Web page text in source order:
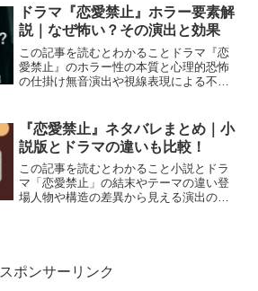
に、本記事ではドラマ『恋愛禁止』の登
場人物相関図をもと...
ドラマ『恋愛禁止』ホラー要素解
説｜なぜ怖い？その演出と効果
この記事を読むとわかることドラマ『恋
愛禁止』のホラー性の本質と心理的恐怖
の仕掛け無音演出や視線表現による不安
止』のホラー要素解説をお探しですか？
本記事では「なぜ怖いのか...
『恋愛禁止』ネタバレまとめ｜小
説版とドラマの違いも比較！
この記事を読むとわかること小説とドラ
マ「恋愛禁止」の結末やテーマの違い登
場人物や構造の差異から見える演出の意
スポンサーリンク